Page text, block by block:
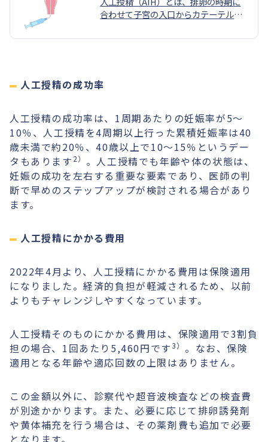
合わせて子宮の入口からカテーテルを
接注入する方法です。タイミング療法
精子を濃縮して子宮内に届けられま
人工授精の成功率
人工授精の成功率は、1周期あたりの妊娠率が5〜
10％、人工授精を4周期以上行った累積妊娠率は40
歳未満で約20％、40歳以上で10〜15％というデー
タもあります 2） 。人工授精でも年齢や体の状態は、
妊娠の成功を左右する重要な要素であり、医師の判
断で早めのステップアップが検討される場合があり
ます。
人工授精にかかる費用
2022年4月より、人工授精にかかる費用は保険適用
になりました。経済的負担が軽減されるため、以前
よりもチャレンジしやすくなっています。
人工授精そのものにかかる費用は、保険適用で3割負
担の場合、1回あたり5,460円です3） 。なお、保険
適用となる年齢や適応回数の上限はありません。
この金額以外に、診察代や超音波検査などの検査費
が別途かかります。また、必要に応じて排卵誘発剤
や黄体補充を行う場合は、その薬剤費も追加で必要
となります。